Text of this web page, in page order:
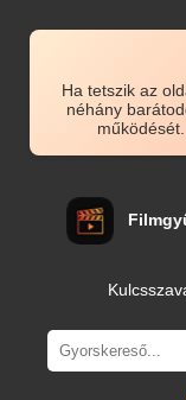
Ha tetszik az
néhány